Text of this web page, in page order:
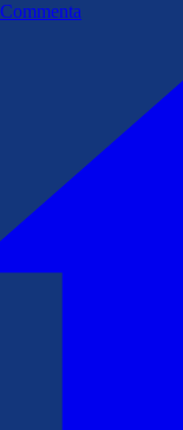
Commenta